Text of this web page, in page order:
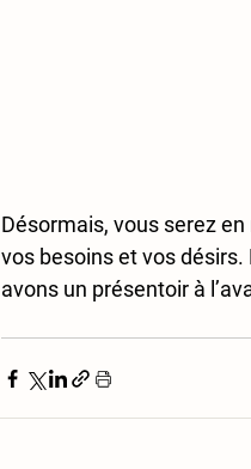
Désormais, vous serez
vos besoins et vos désirs.
avons un présentoir à